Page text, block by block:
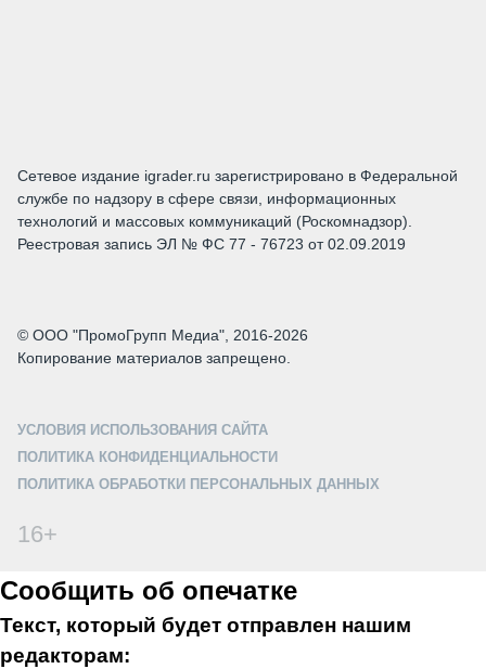
Сетевое издание igrader.ru зарегистрировано в Федеральной
службе по надзору в сфере связи, информационных
технологий и массовых коммуникаций (Роскомнадзор).
Реестровая запись ЭЛ № ФС 77 - 76723 от 02.09.2019
© ООО "ПромоГрупп Медиа", 2016-2026
Копирование материалов запрещено.
УСЛОВИЯ ИСПОЛЬЗОВАНИЯ САЙТА
ПОЛИТИКА КОНФИДЕНЦИАЛЬНОСТИ
ПОЛИТИКА ОБРАБОТКИ ПЕРСОНАЛЬНЫХ ДАННЫХ
16+
Сообщить об опечатке
Текст, который будет отправлен нашим
редакторам: